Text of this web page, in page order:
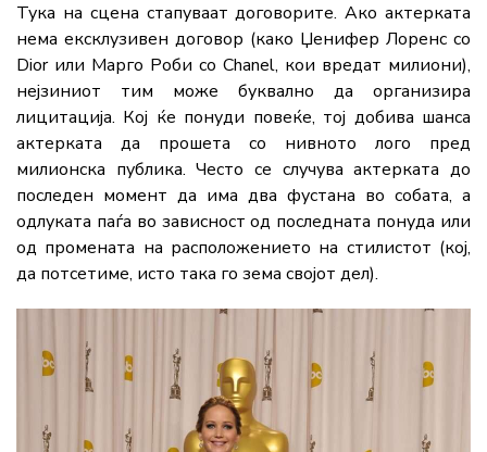
Тука на сцена стапуваат договорите. Ако актерката
нема ексклузивен договор (како Џенифер Лоренс со
Dior или Марго Роби со Chanel, кои вредат милиони),
нејзиниот тим може буквално да организира
лицитација. Кој ќе понуди повеќе, тој добива шанса
актерката да прошета со нивното лого пред
милионска публика. Често се случува актерката до
последен момент да има два фустана во собата, а
одлуката паѓа во зависност од последната понуда или
од промената на расположението на стилистот (кој,
да потсетиме, исто така го зема својот дел).